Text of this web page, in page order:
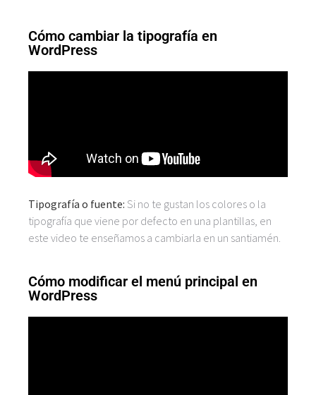
Cómo cambiar la tipografía en
WordPress
Tipografía o fuente: Si no te gustan los colores o la
tipografía que viene por defecto en una plantillas, en
este video te enseñamos a cambiarla en un santiamén.
Cómo modificar el menú principal en
WordPress